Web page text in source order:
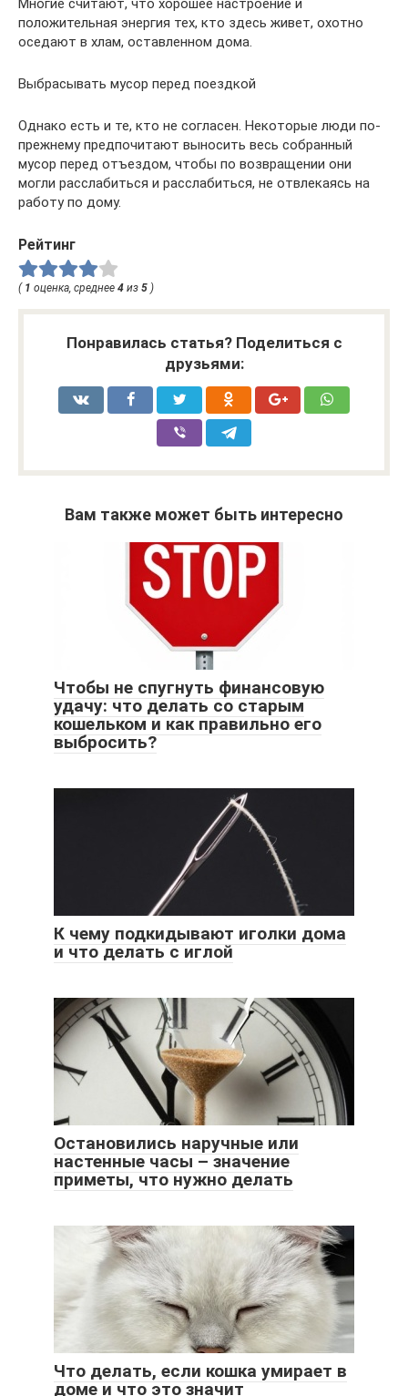
Многие считают, что хорошее настроение и
положительная энергия тех, кто здесь живет, охотно
оседают в хлам, оставленном дома.
Выбрасывать мусор перед поездкой
Однако есть и те, кто не согласен. Некоторые люди по-
прежнему предпочитают выносить весь собранный
мусор перед отъездом, чтобы по возвращении они
могли расслабиться и расслабиться, не отвлекаясь на
работу по дому.
Рейтинг
( 1 оценка, среднее 4 из 5 )
Понравилась статья? Поделиться с
друзьями:
Вам также может быть интересно
Чтобы не спугнуть финансовую
удачу: что делать со старым
кошельком и как правильно его
выбросить?
К чему подкидывают иголки дома
и что делать с иглой
Остановились наручные или
настенные часы – значение
приметы, что нужно делать
Что делать, если кошка умирает в
доме и что это значит